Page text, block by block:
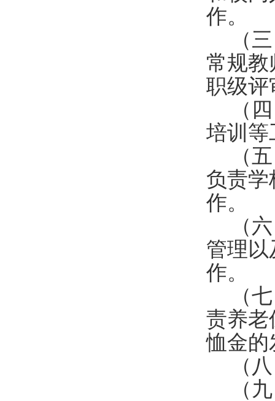
作。
（
常规
职级评
（
培训等
（
负责
作。
（
管理
作。
（
责养老
恤金的
（
（